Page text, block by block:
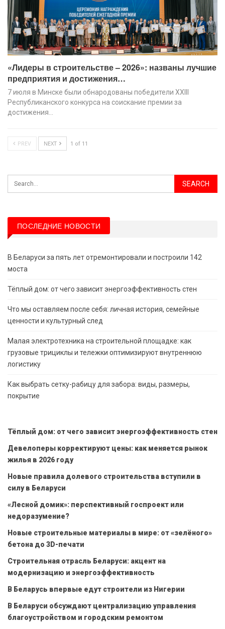
«Лидеры в строительстве – 2026»: названы лучшие
предприятия и достижения…
7 июля в Минске были обнародованы победители XХIII
Республиканского конкурса на соискание премии за
достижения…
PREV NEXT 1 of 11
ПОСЛЕДНИЕ НОВОСТИ
В Беларуси за пять лет отремонтировали и построили 142
моста
Тёплый дом: от чего зависит энергоэффективность стен
Что мы оставляем после себя: личная история, семейные
ценности и культурный след
Малая электротехника на строительной площадке: как
грузовые трициклы и тележки оптимизируют внутреннюю
логистику
Как выбрать сетку-рабицу для забора: виды, размеры,
покрытие
Тёплый дом: от чего зависит энергоэффективность стен
Девелоперы корректируют цены: как меняется рынок
жилья в 2026 году
Новые правила долевого строительства вступили в
силу в Беларуси
«Лесной домик»: перспективный госпроект или
недоразумение?
Новые строительные материалы в мире: от «зелёного»
бетона до 3D-печати
Строительная отрасль Беларуси: акцент на
модернизацию и энергоэффективность
В Беларусь впервые едут строители из Нигерии
В Беларуси обсуждают централизацию управления
благоустройством и городским ремонтом